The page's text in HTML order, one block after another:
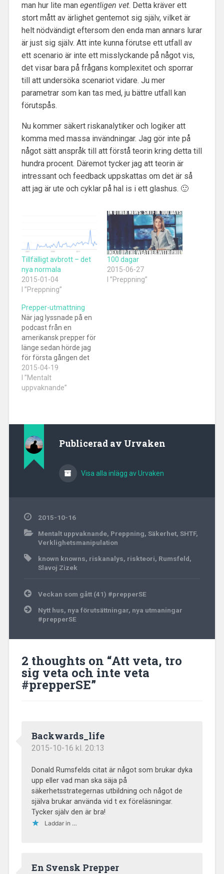
man hur lite man egentligen vet. Detta kräver ett
stort mått av ärlighet gentemot sig själv, vilket är
helt nödvändigt eftersom den enda man annars lurar
är just sig själv. Att inte kunna förutse ett utfall av
ett scenario är inte ett misslyckande på något vis,
det visar bara på frågans komplexitet och sporrar
till att undersöka scenariot vidare. Ju mer
parametrar som kan tas med, ju bättre utfall kan
förutspås.
Nu kommer säkert riskanalytiker och logiker att
komma med massa invändningar. Jag gör inte på
något sätt anspråk till att förstå teorin kring detta till
hundra procent. Däremot tycker jag att teorin är
intressant och feedback uppskattas om det är så
att jag är ute och cyklar på hal is i ett glashus. 🙂
Tillfälligt avbrott – det
nya normala
2015-01-04
I ”Preppning”
100 dagar
2015-06-27
I ”Preppning”
Prepper-utmattning
När jag lyssnade på en
podcast från en
amerikansk prepper för
länge sedan hörde jag
för första gången det
engelska begreppet
"prepper fatigue". Fritt
översatt blir det kanske
vad jag hörde, blev allt
mer…
2015-04-19
I ”Mentalt
uppvaknande”
Publicerad av Urvaken
Visa alla inlägg av Urvaken
2015-10-16
Mentalt uppvaknande, Preppning, Säkerhet, SHTF,
Verklighetsmanipulation
known knowns, riskanalys, riskteori, Rumsfeld,
Slavoj Zizek
Inläggsnavigering
Veckan som gått (41) #prepperSE
Nytt hus, nya förutsättningar, nya utmaningar
#prepperSE
2 thoughts on “Att veta, tro
sig veta och inte veta
#prepperSE”
Backwards_life
2015-10-16 kl. 20:13
Donald Rumsfelds citat är något som brukar dyka
upp eller vad man ska säja på
säkerhetsstrategernas utbildning och något de
själva brukar använda vid t ex föreläsningar.
Tycker själv den är bra!
Laddar in …
En Svensk Prepper